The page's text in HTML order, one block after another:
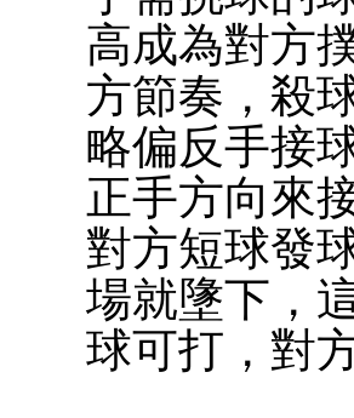
高成為對方
方節奏，殺
略偏反手接
正手方向來
對方短球發
場就墬下，
球可打，對